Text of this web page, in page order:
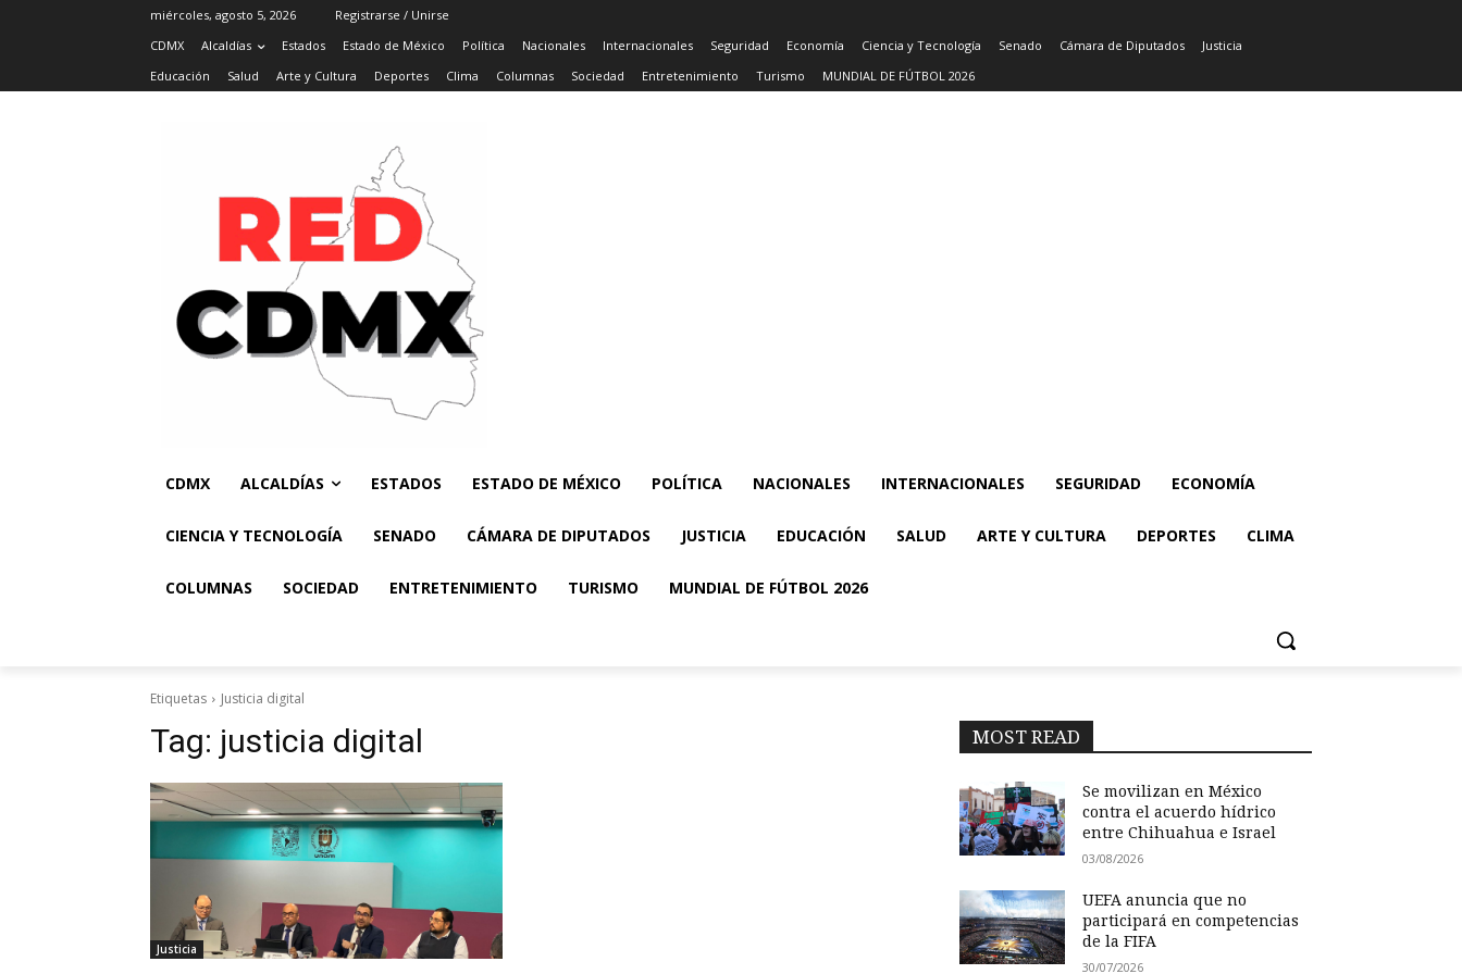
miércoles, agosto 5, 2026
Registrarse / Unirse
CDMX
Alcaldías Estados Estado de México Política Nacionales Internacionales Seguridad Economía Ciencia y Tecnología Senado Cámara de Diputados
Justicia
Educación
Salud Arte y Cultura Deportes Clima Columnas Sociedad Entretenimiento Turismo MUNDIAL DE FÚTBOL 2026
CDMX ALCALDÍAS ESTADOS ESTADO DE MÉXICO POLÍTICA NACIONALES INTERNACIONALES SEGURIDAD ECONOMÍA
CIENCIA Y TECNOLOGÍA SENADO CÁMARA DE DIPUTADOS JUSTICIA EDUCACIÓN SALUD ARTE Y CULTURA DEPORTES CLIMA
COLUMNAS SOCIEDAD ENTRETENIMIENTO TURISMO MUNDIAL DE FÚTBOL 2026
Etiquetas Justicia digital
Tag: justicia digital
Justicia
MOST READ
Se movilizan en México
contra el acuerdo hídrico
entre Chihuahua e Israel
03/08/2026
UEFA anuncia que no
participará en competencias
de la FIFA
30/07/2026